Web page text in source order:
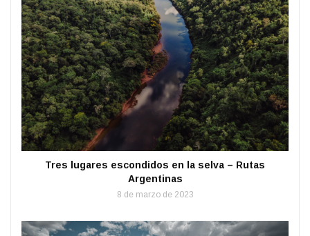
Tres lugares escondidos en la selva – Rutas
Argentinas
8 de marzo de 2023